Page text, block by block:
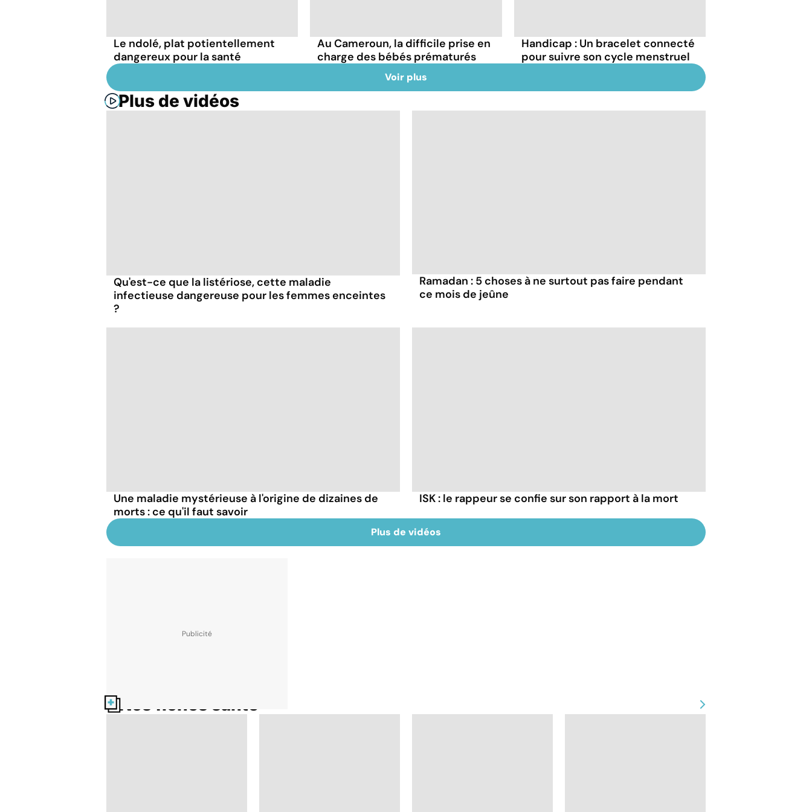
Le ndolé, plat potientellement
dangereux pour la santé
Au Cameroun, la difficile prise en
charge des bébés prématurés
Handicap : Un bracelet connecté
pour suivre son cycle menstruel
Voir plus
Plus de vidéos
Qu'est-ce que la listériose, cette maladie
infectieuse dangereuse pour les femmes enceintes
?
Ramadan : 5 choses à ne surtout pas faire pendant
ce mois de jeûne
Une maladie mystérieuse à l'origine de dizaines de
morts : ce qu'il faut savoir
ISK : le rappeur se confie sur son rapport à la mort
Plus de vidéos
Nos fiches santé